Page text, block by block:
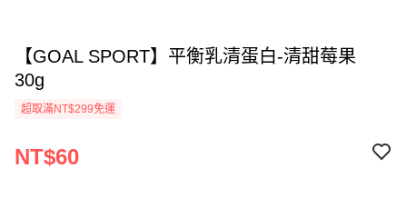
【GOAL SPORT】平衡乳清蛋白-清甜莓果
30g
超取滿NT$299免運
NT$60